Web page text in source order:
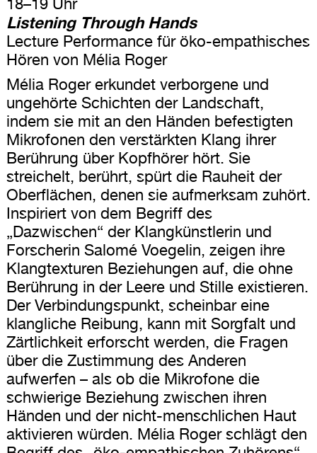
18–19 Uhr
Listening Through Hands
Lecture Performance für öko-empathisches
Hören von Mélia Roger
Mélia Roger erkundet verborgene und
ungehörte Schichten der Landschaft,
indem sie mit an den Händen befestigten
Mikrofonen den verstärkten Klang ihrer
Berührung über Kopfhörer hört. Sie
streichelt, berührt, spürt die Rauheit der
Oberflächen, denen sie aufmerksam zuhört.
Inspiriert von dem Begriff des
„Dazwischen“ der Klangkünstlerin und
Forscherin Salomé Voegelin, zeigen ihre
Klangtexturen Beziehungen auf, die ohne
Berührung in der Leere und Stille existieren.
Der Verbindungspunkt, scheinbar eine
klangliche Reibung, kann mit Sorgfalt und
Zärtlichkeit erforscht werden, die Fragen
über die Zustimmung des Anderen
aufwerfen – als ob die Mikrofone die
schwierige Beziehung zwischen ihren
Händen und der nicht-menschlichen Haut
aktivieren würden. Mélia Roger schlägt den